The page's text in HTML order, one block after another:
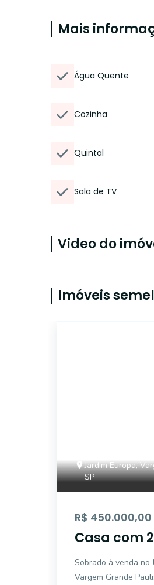
Mais
Água Quente
Cozinha
Quintal
Sala de TV
Video do
Imóveis
Jardim Europa,
SP
R$ 450.000,00
Casa com
sendo 2
venda -
Sobrado à venda no
Vargem Grande